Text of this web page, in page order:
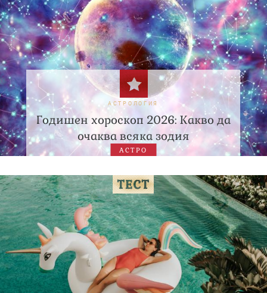
АСТРОЛОГИЯ
Годишен хороскоп 2026: Какво да
очаква всяка зодия
АСТРО